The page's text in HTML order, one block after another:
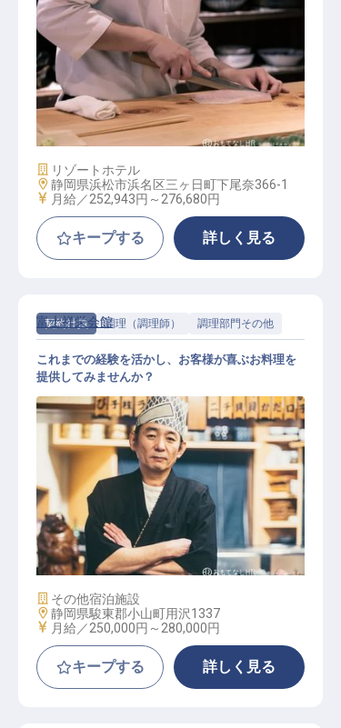
和食レストランの調理
施設業態
リゾートホテル
勤務地
静岡県浜松市浜名区三ヶ日町下尾奈366-1
給与
月給／252,943円～ 276,680円
キープする 詳しく見る
契約社員 調理（調理師） 調理部門その他
調理スタッフ
富士祥栄会館
これまでの経験を活かし、お客様が喜ぶお料理を
提供してみませんか？
施設業態
その他宿泊施設
勤務地
静岡県駿東郡小山町用沢1337
給与
月給／250,000円～ 280,000円
キープする 詳しく見る